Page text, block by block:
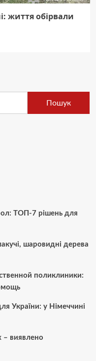
життя обірвали
Пошук
ТОП-7 рішень для
шаровидні дерева
поликлиники:
України: у Німеччині
– виявлено